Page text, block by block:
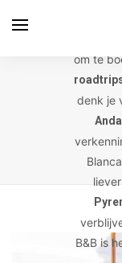
Ook in
Het
om te
denk je
B&B is